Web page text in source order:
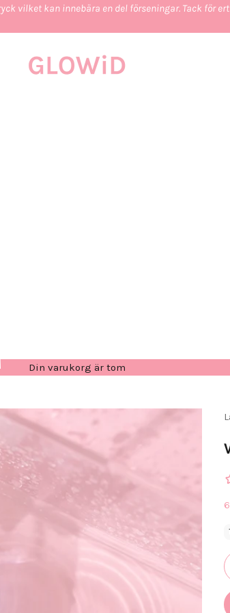
vilket kan innebära en del förseningar. Tack för
GLOWiD
Din varukorg är tom